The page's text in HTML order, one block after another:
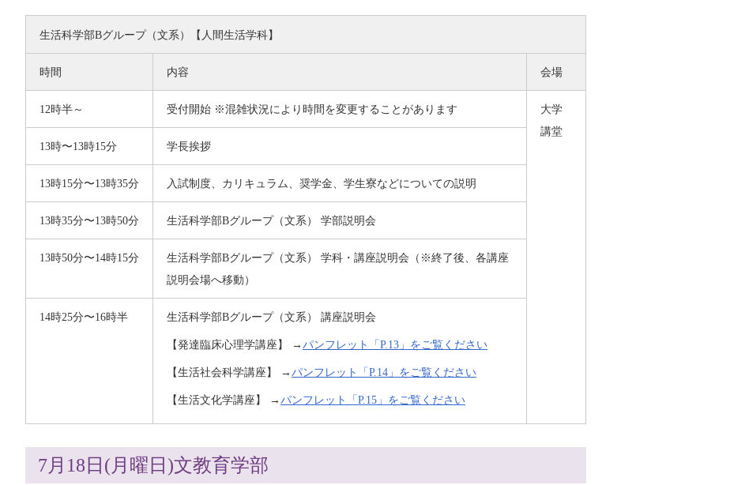
生活科学部Bグループ（文系）【人間生活学科】
時間 内容 会場
12時半～ 受付開始 ※混雑状況により時間を変更することがあります
大学
講堂
13時〜13時15分
学長挨拶
13時15分〜13時35分 入試制度、カリキュラム、奨学金、学生寮などについての説明
13時35分〜13時50分 生活科学部Bグループ（文系） 学部説明会
13時50分〜14時15分
生活科学部Bグループ（文系） 学科・講座説明会（※終了後、各講座
説明会場へ移動）
14時25分〜16時半 生活科学部Bグループ（文系） 講座説明会
【発達臨床心理学講座】 →パンフレット「P.13」をご覧ください
【生活社会科学講座】 →パンフレット「P.14」をご覧ください
【生活文化学講座】 →パンフレット「P.15」をご覧ください
7月18日(月曜日)文教育学部